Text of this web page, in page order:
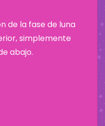
de la fase de luna
simplemente
abajo.